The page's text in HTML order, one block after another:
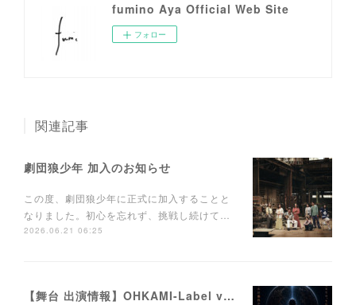
fumino Aya Official Web Site
フォロー
関連記事
劇団狼少年 加入のお知らせ
この度、劇団狼少年に正式に加入することと
なりました。初心を忘れず、挑戦し続けて…
2026.06.21 06:25
【舞台 出演情報】OHKAMI-Label vol.1 「元祖惑星地球」〜この星から消えたもの〜